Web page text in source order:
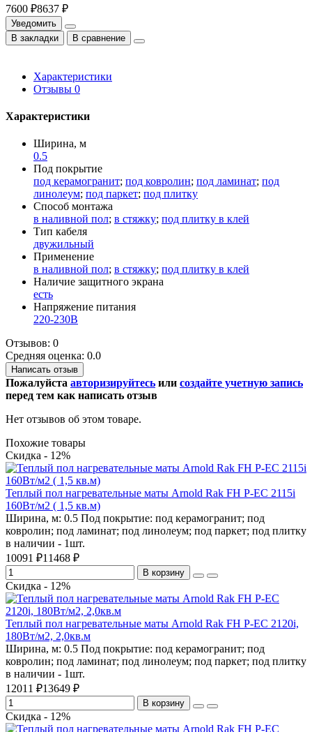
7600 ₽8637 ₽
Уведомить
В закладки
В сравнение
Характеристики
Отзывы 0
Характеристики
Ширина, м
0.5
Под покрытие
под керамогранит; под ковролин; под ламинат; под
линолеум; под паркет; под плитку
Способ монтажа
в наливной пол; в стяжку; под плитку в клей
Тип кабеля
двужильный
Применение
в наливной пол; в стяжку; под плитку в клей
Наличие защитного экрана
есть
Напряжение питания
220-230В
Отзывов: 0
Средняя оценка: 0.0
Написать отзыв
Пожалуйста авторизируйтесь или создайте учетную запись
перед тем как написать отзыв
Нет отзывов об этом товаре.
Похожие товары
Скидка - 12%
Теплый пол нагревательные маты Arnold Rak FH P-EС 2115i
160Вт/м2 ( 1,5 кв.м)
Ширина, м: 0.5 Под покрытие: под керамогранит; под
ковролин; под ламинат; под линолеум; под паркет; под плитку
в наличии - 1шт.
10091 ₽11468 ₽
В корзину
Скидка - 12%
Теплый пол нагревательные маты Arnold Rak FH P-EС 2120i,
180Bт/м2, 2,0кв.м
Ширина, м: 0.5 Под покрытие: под керамогранит; под
ковролин; под ламинат; под линолеум; под паркет; под плитку
в наличии - 1шт.
12011 ₽13649 ₽
В корзину
Скидка - 12%